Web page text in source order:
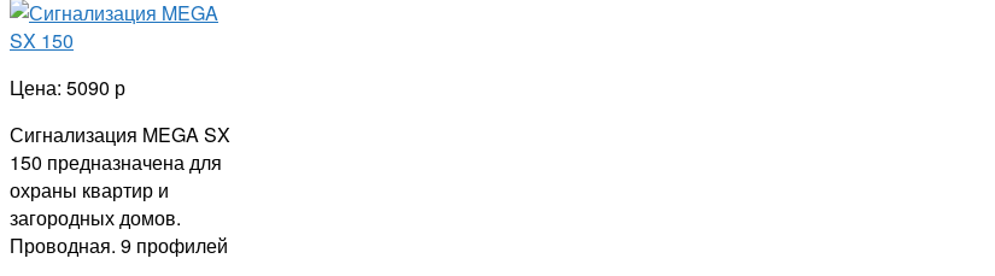
Цена: 5090 р
Сигнализация MEGA SX
150 предназначена для
охраны квартир и
загородных домов.
Проводная. 9 профилей